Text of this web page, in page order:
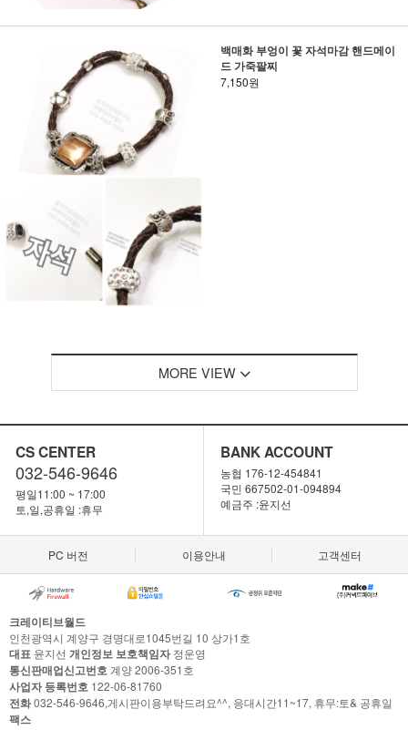
백매화 부엉이 꽃 자석마감 핸드메이
드 가죽팔찌
7,150원
MORE VIEW
CS CENTER
032-546-9646
평일11:00 ~ 17:00
토,일,공휴일 :휴무
BANK ACCOUNT
농협 176-12-454841
국민 667502-01-094894
예금주 :윤지선
PC 버전 이용안내 고객센터
크레이티브월드
인천광역시 계양구 경명대로1045번길 10 상가1호
대표 윤지선 개인정보 보호책임자정운영
통신판매업신고번호 계양 2006-351호
사업자 등록번호 122-06-81760
전화032-546-9646,게시판이용부탁드려요^^, 응대시간11~17, 휴무:토& 공휴일
팩스